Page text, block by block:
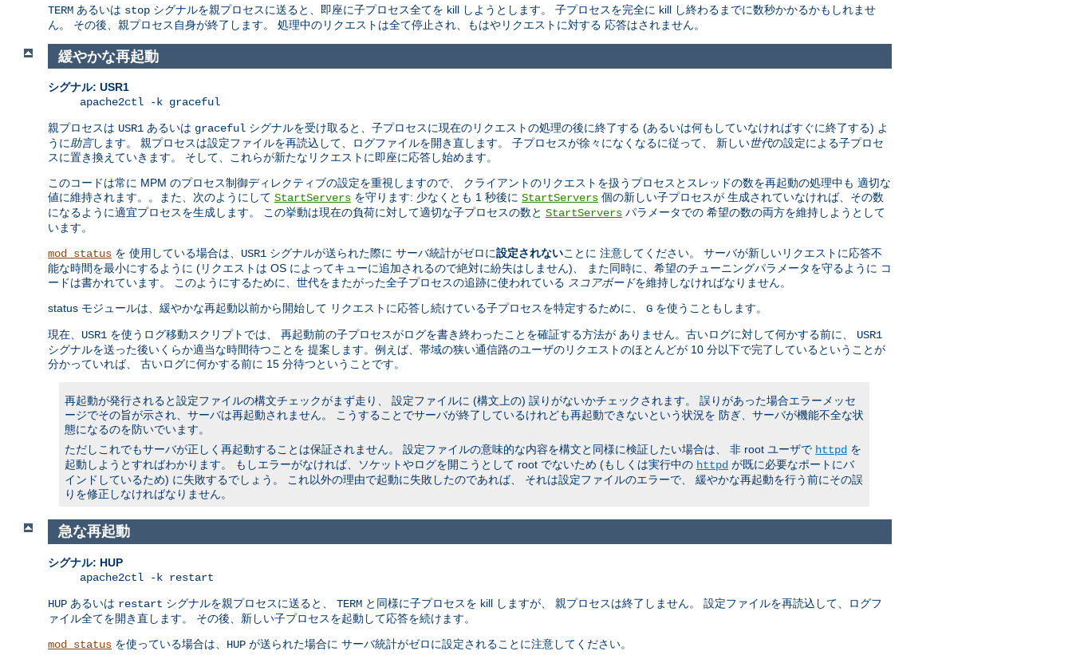
TERM あるいは stop シグナルを親プロセスに送ると、即座に子プロセス全てを kill しようとします。 子プロセスを完全に kill し終わるまでに数秒かかるかもしれませ
ん。 その後、親プロセス自身が終了します。 処理中のリクエストは全て停止され、もはやリクエストに対する 応答はされません。
緩やかな再起動
シグナル: USR1
apache2ctl -k graceful
親プロセスは USR1 あるいは graceful シグナルを受け取ると、子プロセスに現在のリクエストの処理の後に終了する (あるいは何もしていなければすぐに終了する) よ
うに助言します。 親プロセスは設定ファイルを再読込して、ログファイルを開き直します。 子プロセスが徐々になくなるに従って、 新しい世代の設定による子プロセ
スに置き換えていきます。 そして、これらが新たなリクエストに即座に応答し始めます。
このコードは常に MPM のプロセス制御ディレクティブの設定を重視しますので、 クライアントのリクエストを扱うプロセスとスレッドの数を再起動の処理中も 適切な
値に維持されます。。また、次のようにして StartServers を守ります: 少なくとも 1 秒後に StartServers 個の新しい子プロセスが 生成されていなければ、その数
になるように適宜プロセスを生成します。 この挙動は現在の負荷に対して適切な子プロセスの数と StartServers パラメータでの 希望の数の両方を維持しようとして
います。
mod_status を 使用している場合は、 USR1 シグナルが送られた際に サーバ統計がゼロに設定されないことに 注意してください。 サーバが新しいリクエストに応答不
能な時間を最小にするように (リクエストは OS によってキューに追加されるので絶対に紛失はしません)、 また同時に、希望のチューニングパラメータを守るように コ
ードは書かれています。 このようにするために、世代をまたがった全子プロセスの追跡に使われている スコアボードを維持しなければなりません。
status モジュールは、緩やかな再起動以前から開始して リクエストに応答し続けている子プロセスを特定するために、 G を使うこともします。
現在、 USR1 を使うログ移動スクリプトでは、 再起動前の子プロセスがログを書き終わったことを確証する方法が ありません。古いログに対して何かする前に、 USR1
シグナルを送った後いくらか適当な時間待つことを 提案します。例えば、帯域の狭い通信路のユーザのリクエストのほとんどが 10 分以下で完了しているということが
分かっていれば、 古いログに何かする前に 15 分待つということです。
再起動が発行されると設定ファイルの構文チェックがまず走り、 設定ファイルに (構文上の) 誤りがないかチェックされます。 誤りがあった場合エラーメッセ
ージでその旨が示され、サーバは再起動されません。 こうすることでサーバが終了しているけれども再起動できないという状況を 防ぎ、サーバが機能不全な状
態になるのを防いでいます。
ただしこれでもサーバが正しく再起動することは保証されません。 設定ファイルの意味的な内容を構文と同様に検証したい場合は、 非 root ユーザで httpd を
起動しようとすればわかります。 もしエラーがなければ、ソケットやログを開こうとして root でないため (もしくは実行中の httpd が既に必要なポートにバ
インドしているため) に失敗するでしょう。 これ以外の理由で起動に失敗したのであれば、 それは設定ファイルのエラーで、 緩やかな再起動を行う前にその誤
りを修正しなければなりません。
急な再起動
シグナル: HUP
apache2ctl -k restart
HUP あるいは restart シグナルを親プロセスに送ると、 TERM と同様に子プロセスを kill しますが、 親プロセスは終了しません。 設定ファイルを再読込して、ログフ
ァイル全てを開き直します。 その後、新しい子プロセスを起動して応答を続けます。
mod_status を使っている場合は、 HUP が送られた場合に サーバ統計がゼロに設定されることに注意してください。